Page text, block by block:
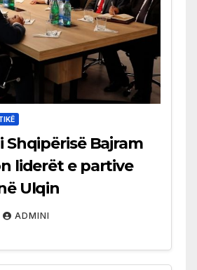
Shqipërisë Bajram
liderët e partive
Ulqin
ADMINI